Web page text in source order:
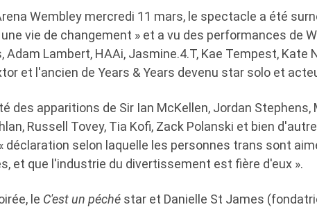
Wembley mercredi 11 mars, le spectacle a été
vie de changement » et a vu des performances de
Adam Lambert, HAAi, Jasmine.4.T, Kae Tempest, Kate
et l'ancien de Years & Years devenu star solo et
des apparitions de Sir Ian McKellen, Jordan Stephens,
Russell Tovey, Tia Kofi, Zack Polanski et bien
déclaration selon laquelle les personnes trans sont
et que l'industrie du divertissement est fière d'eux ».
le C'est un péché star et Danielle St James